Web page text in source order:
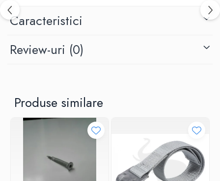
Caracteristici
Review-uri (0)
Produse similare